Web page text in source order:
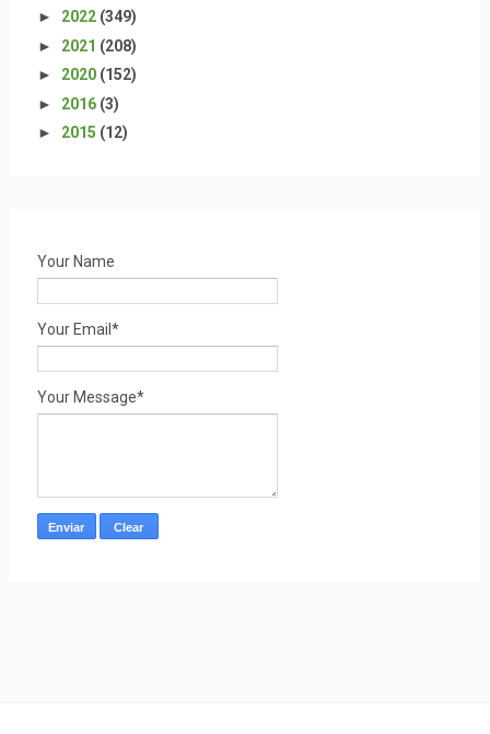
► 2022 (349)
► 2021 (208)
► 2020 (152)
► 2016 (3)
► 2015 (12)
Your Name
Your Email*
Your Message*